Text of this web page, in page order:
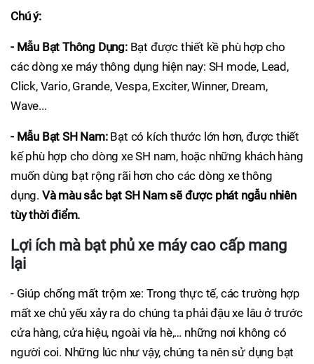
Chú ý:
- Mẫu Bạt Thông Dụng:Bạt được thiết kề phù hợp cho
các dòng xe máy thông dụng hiện nay: SH mode, Lead,
Click, Vario, Grande, Vespa, Exciter, Winner, Dream,
Wave...
- Mẫu Bạt SH Nam:Bạt có kích thước lớn hơn, được thiết
kế phù hợp cho dòng xe SH nam, hoặc những khách hàng
muốn dùng bạt rộng rãi hơn cho các dòng xe thông
dụng. Và màu sắc bạt SH Nam sẽ được phát ngẫu nhiên
tùy thời điểm.
Lợi ích mà bạt phủ xe máy cao cấp mang
lại
- Giúp chống mất trộm xe: Trong thực tế, các trường hợp
mất xe chủ yếu xảy ra do chúng ta phải đậu xe lâu ở trước
cửa hàng, cửa hiệu, ngoài vỉa hè,… những nơi không có
người coi. Những lúc như vậy, chúng ta nên sử dụng bạt